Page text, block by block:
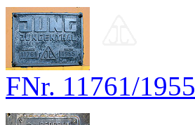
FNr. 11761/1955